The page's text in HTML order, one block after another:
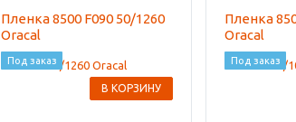
Пленка 8500 F090 50/1260
Oracal
Под заказ
В КОРЗИНУ
Пленка
Oracal
Под заказ